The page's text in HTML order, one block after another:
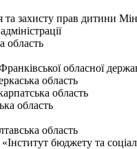
прав дитини
область
обласної
область
область
область
область
бюджету та